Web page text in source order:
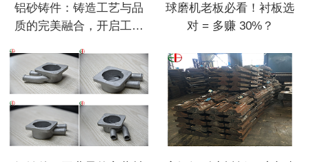
铝砂铸件：铸造工艺与品
质的完美融合，开启工业
球磨机老板必看！衬板选
对 = 多赚 30%？